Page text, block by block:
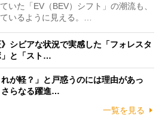
いた「EV（BEV）シフト」の潮流も、
いるように見える。…
》シビアな状況で実感した「フォレスタ
と「スト…
が軽？」と戸惑うのには理由があっ
らなる躍進…
一覧を見る